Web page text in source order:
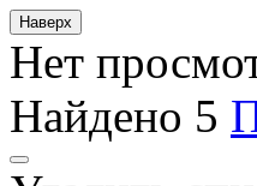
Наверх
Нет
Найдено 5